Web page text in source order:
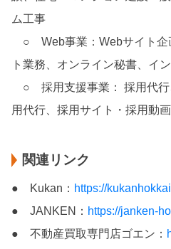
ム工事
○ Web事業：Webサイト企
ト業務、オンライン秘書、イ
○ 採用支援事業： 採用代行
用代行、採用サイト・採用動
関連リンク
● Kukan： https://
● JANKEN： https://janken-
● 不動産買取専門店ゴエン：